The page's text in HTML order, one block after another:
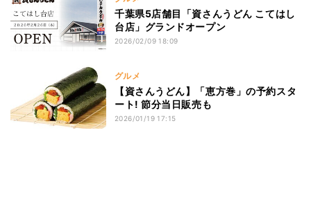
千葉県5店舗目「資さんうどん こてはし
台店」グランドオープン
2026/02/09 18:09
グルメ
【資さんうどん】「恵方巻」の予約スタ
ート! 節分当日販売も
2026/01/19 17:15